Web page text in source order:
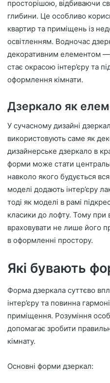
просторішою, відбиваючи
глибини. Це особливо
квартир та приміщень із
освітленням. Водночас
декоративним елементом —
стає окрасою інтер’єру та
оформлення кімнати.
Дзеркало як
У сучасному дизайні
використовують саме як
дизайнерське дзеркало в
форми може стати
навколо якого будується
моделі додають інтер’єру
тоді як моделі в рамі
класики до лофту. Тому при
враховувати не лише його
в оформленні простору.
Які бувають
Форма дзеркала суттєво
інтер’єру та повинна
приміщення. Розуміння
допомагає зробити
кімнату.
Основні форми дзеркал: